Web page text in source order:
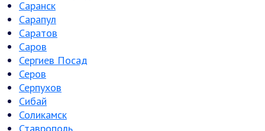
Саранск
Сарапул
Саратов
Саров
Сергиев Посад
Серов
Серпухов
Сибай
Соликамск